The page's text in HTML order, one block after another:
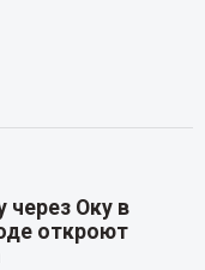
через Оку в
откроют